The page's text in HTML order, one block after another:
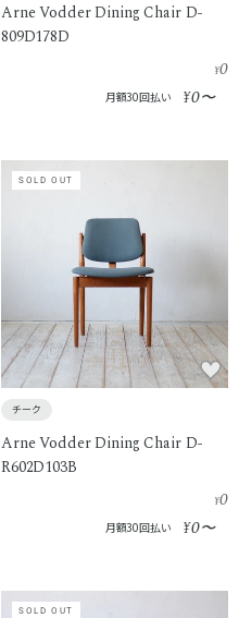
Arne Vodder Dining Chair D-
809D178D
¥0
月額30回払い ¥0〜
SOLD OUT
チーク
Arne Vodder Dining Chair D-
R602D103B
¥0
月額30回払い ¥0〜
SOLD OUT